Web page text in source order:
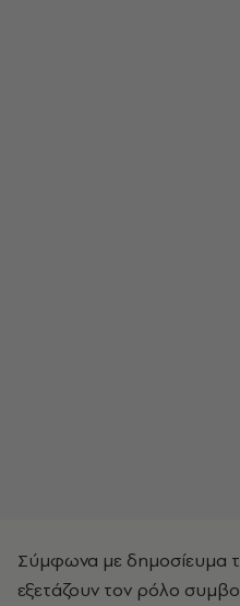
Σύμφωνα με δημοσίευμα
εξετάζουν τον ρόλο